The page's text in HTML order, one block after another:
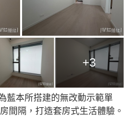
+3
藍本所搭建的無改動示範單
間隔，打造套房式生活體驗。